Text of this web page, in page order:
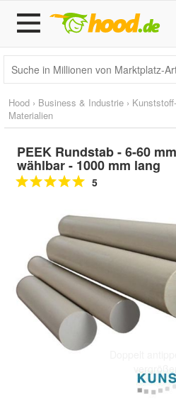
Hood › Business & Industrie ›
Materialien
PEEK Rundstab - 6-60
wählbar - 1000 mm lang
5